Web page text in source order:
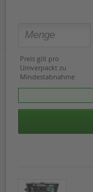
Preis gilt pro
Umverpackt zu
Mindestabnahme